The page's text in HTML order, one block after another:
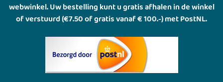
webwinkel. Uw bestelling kunt u gratis afhalen in de winkel
of verstuurd (€7.50 of gratis vanaf € 100.-) met PostNL.